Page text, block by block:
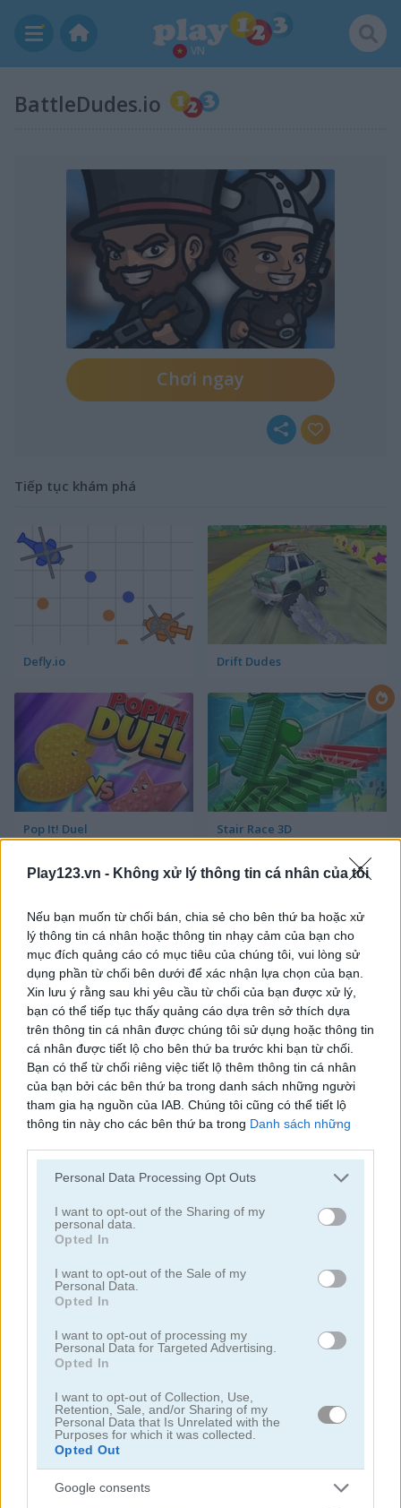
Play123.vn - Không xử lý thông tin cá nhân của tôi
Nếu bạn muốn từ chối bán, chia sẻ cho bên thứ ba hoặc xử
lý thông tin cá nhân hoặc thông tin nhạy cảm của bạn cho
mục đích quảng cáo có mục tiêu của chúng tôi, vui lòng sử
dụng phần từ chối bên dưới để xác nhận lựa chọn của bạn.
Xin lưu ý rằng sau khi yêu cầu từ chối của bạn được xử lý,
bạn có thể tiếp tục thấy quảng cáo dựa trên sở thích dựa
trên thông tin cá nhân được chúng tôi sử dụng hoặc thông tin
cá nhân được tiết lộ cho bên thứ ba trước khi bạn từ chối.
Bạn có thể từ chối riêng việc tiết lộ thêm thông tin cá nhân
của bạn bởi các bên thứ ba trong danh sách những người
tham gia hạ nguồn của IAB. Chúng tôi cũng có thể tiết lộ
thông tin này cho các bên thứ ba trong Danh sách những
lộ thêm thông tin này cho các bên thứ ba khác.
services and may gather and store information including but
not limited to your visit or usage behaviour. You may click to
grant or deny consent to Google and its third-party tags to
use your data for below specified purposes in below Google
consent section.
Personal Data Processing Opt Outs
I want to opt-out of the Sharing of my
personal data.
Opted In
I want to opt-out of the Sale of my
Personal Data.
Opted In
I want to opt-out of processing my
Personal Data for Targeted Advertising.
Opted In
I want to opt-out of Collection, Use,
Retention, Sale, and/or Sharing of my
Personal Data that Is Unrelated with the
Purposes for which it was collected.
Opted Out
Google consents
VN
BattleDudes.io
Chơi ngay
Tiếp tục khám phá
Defly.io Drift Dudes
Pop It! Duel Stair Race 3D
Stunt Multiplayer Arena Family Relics
Virtual Families Cook Off Ball Eating Simulator
Ships 3D
Steal Brainrot Original 3D